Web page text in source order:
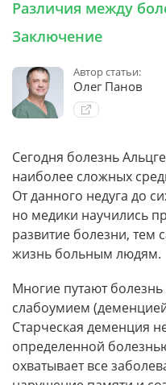
Различия между
Заключение
Автор статьи:
Олег Панов
Сегодня болезнь
наиболее сложных
От данного недуга до
но медики научились
развитие болезни, тем
жизнь больным людям.
Многие путают
слабоумием
Старческая деменция
определенной
охватывает все